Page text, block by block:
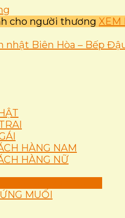
cho người thương XEM
sinh
HÀNG NAM
HÀNG NỮ
MUỐI